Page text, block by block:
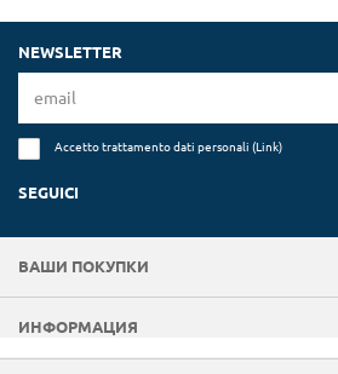
NEWSLETTER
Accetto trattamento dati personali (Link)
SEGUICI
ВАШИ ПОКУПКИ
ИНФОРМАЦИЯ